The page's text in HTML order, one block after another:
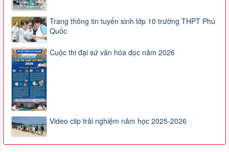
Trang thông tin tuyển sinh lớp 10 trường THPT Phú
Quốc
Cuộc thi đại sứ văn hóa đọc năm 2026
Video clip trải nghiệm năm học 2025-2026